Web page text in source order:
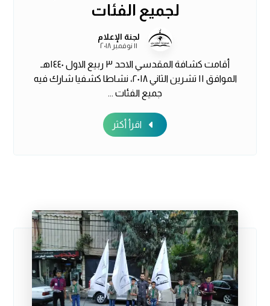
لجميع الفئات
لجنة الإعلام
١١ نوفمبر ٢٠١٨
أقامت كشافة المقدسي الاحد ٣ ربيع الاول ١٤٤٠هـ
الموافق ١١ تشرين الثاني ٢٠١٨، نشاطا كشفيا شارك فيه
جميع الفئات ...
اقرأ أكثر